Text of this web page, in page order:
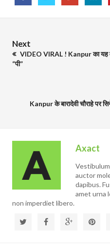
Next
VIDEO VIRAL ! Kanpur का यह
“पी”
Kanpur के बारादेवी चौराहे पर
Axact
auctor
dapibus.
amet urna
non imperdiet libero.